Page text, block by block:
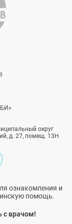
и когда
поможет.
округ
д. 27, помещ. 13Н
ознакомления и
помощь.
с врачом!